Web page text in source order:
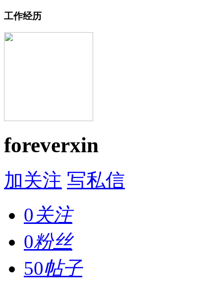
工作经历
foreverxin
加关注 写私信
0关注
0粉丝
50帖子